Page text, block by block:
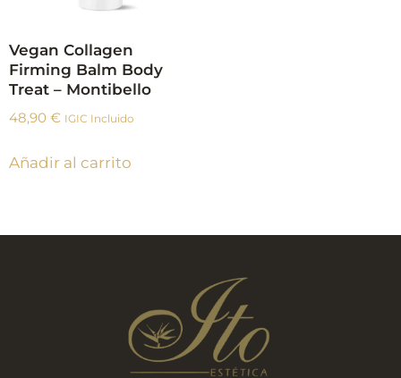
Vegan Collagen
Firming Balm Body
Treat – Montibello
48,90 € IGIC Incluido
Añadir al carrito